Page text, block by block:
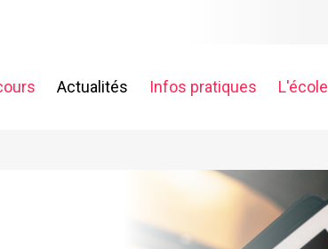
Actualités Infos pratiques L'école